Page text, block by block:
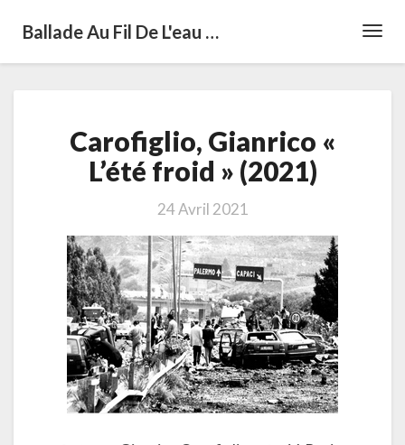
Ballade Au Fil De L'eau …
Gianrico
L’été
»
(2021)
Carofiglio, Gianrico «
L’été froid » (2021)
24 Avril 2021